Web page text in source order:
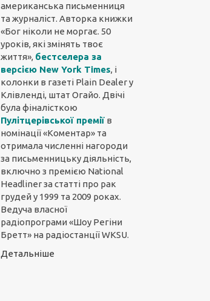
американська письменниця
та журналіст. Авторка книжки
«Бог ніколи не моргає. 50
уроків, які змінять твоє
життя», бестселера за
версією New York Times, і
колонки в газеті Plain Dealer у
Клівленді, штат Огайо. Двічі
була фіналісткою
Пулітцерівської премії в
номінації «Коментар» та
отримала численні нагороди
за письменницьку діяльність,
включно з премією National
Headliner за статті про рак
грудей у 1999 та 2009 роках.
Ведуча власної
радіопрограми «Шоу Регіни
Бретт» на радіостанції WKSU.
Детальніше